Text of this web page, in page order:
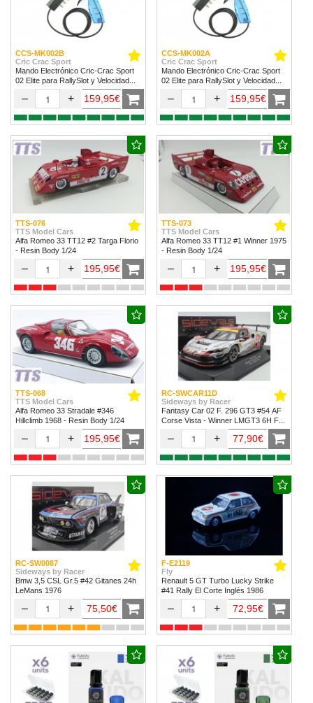
CCS-MK002B
Cric Crac Sport
Mando Electrónico Cric-Crac Sport
02 Elite para RallySlot y Velocidad
1/32 & 1/24.
– + 159,95€
CCS-MK002A
Cric Crac Sport
Mando Electrónico Cric-Crac Sport
02 Elite para RallySlot y Velocidad
1/32 & 1/24
– + 159,95€
TTS-076
TTS Model Cars
Alfa Romeo 33 TT12 #2 Targa Florio
- Resin Body 1/24
– + 195,95€
TTS-073
TTS Model Cars
Alfa Romeo 33 TT12 #1 Winner 1975
- Resin Body 1/24
– + 195,95€
TTS-068
TTS Model Cars
Alfa Romeo 33 Stradale #346
Hillclimb 1968 - Resin Body 1/24
– + 195,95€
RC-SWCAR11D
Sideways by Racer
Fantasy Car 02 F. 296 GT3 #54 AF
Corse Vista - Winner LMGT3 6H Fuji
– + 77,90€
RC-SW0087
Sideways by Racer
Bmw 3,5 CSL Gr.5 #42 Gitanes 24h
LeMans 1976
– + 75,50€
F-E2119
Fly
Renault 5 GT Turbo Lucky Strike
#41 Rally El Corte Inglés 1986
– + 72,95€